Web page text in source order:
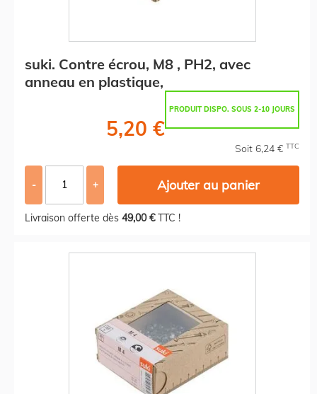
suki. Contre écrou, M8 , PH2, avec
anneau en plastique,
PRODUIT DISPO. SOUS 2-10 JOURS
5,20 €
Soit 6,24 € TTC
- + Ajouter au panier
Livraison offerte dès 49,00 €TTC !